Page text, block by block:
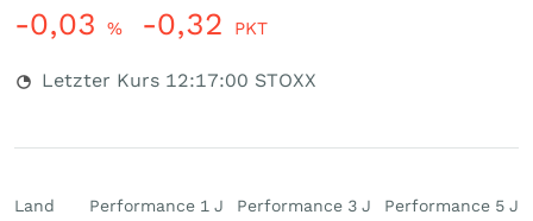
-0,03 % -0,32 PKT
Letzter Kurs 12:17:00 STOXX
Land Performance 1 J Performance 3 J Performance 5 J